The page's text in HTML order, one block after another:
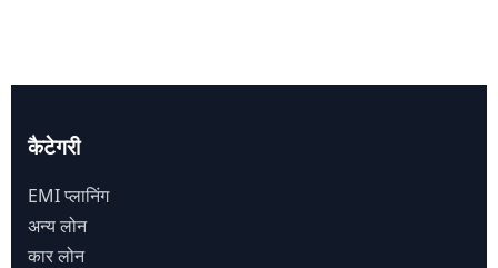
कैटेगरी
EMI प्लानिंग
अन्य लोन
कार लोन